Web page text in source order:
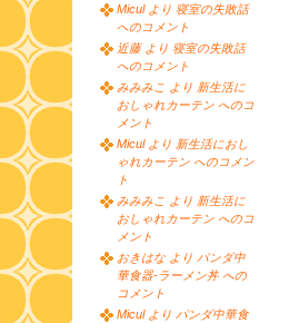
Micul より 寝室の失敗話
へのコメント
近藤 より 寝室の失敗話
へのコメント
みみみこ より 新生活に
おしゃれカーテン へのコ
メント
Micul より 新生活におし
ゃれカーテン へのコメン
ト
みみみこ より 新生活に
おしゃれカーテン へのコ
メント
おきはな より パンダ中
華食器-ラーメン丼 への
コメント
Micul より パンダ中華食